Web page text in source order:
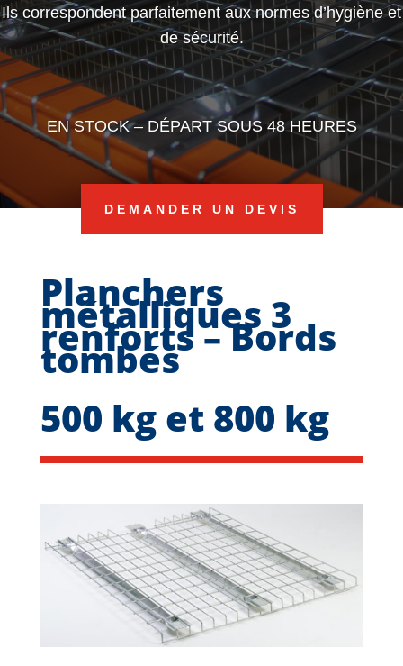
Ils correspondent parfaitement aux normes d’hygiène et
de sécurité.
EN STOCK – DÉPART SOUS 48 HEURES
DEMANDER UN DEVIS
Planchers
métalliques 3
renforts – Bords
tombés
500 kg et 800 kg